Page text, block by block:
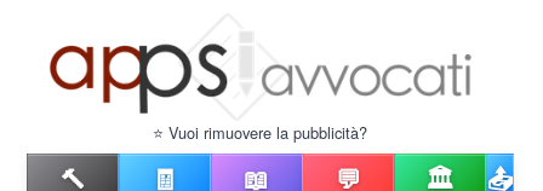
⭐ Vuoi rimuovere la pubblicità?
🔨 🧾 📖 💬 🏛️ 📤